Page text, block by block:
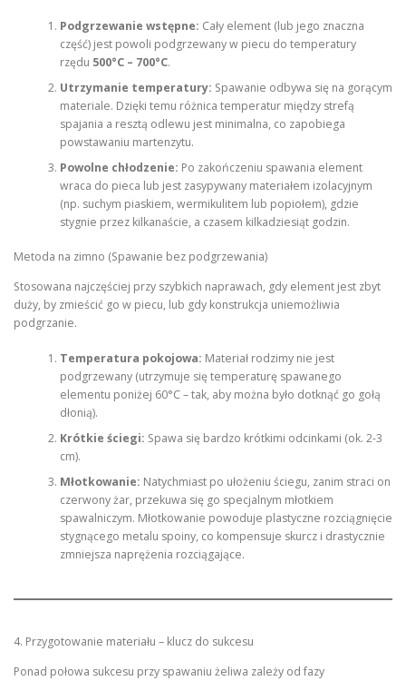
Podgrzewanie wstępne: Cały element (lub jego znaczna
część) jest powoli podgrzewany w piecu do temperatury
rzędu 500°C – 700°C.
Utrzymanie temperatury: Spawanie odbywa się na gorącym
materiale. Dzięki temu różnica temperatur między strefą
spajania a resztą odlewu jest minimalna, co zapobiega
powstawaniu martenzytu.
Powolne chłodzenie: Po zakończeniu spawania element
wraca do pieca lub jest zasypywany materiałem izolacyjnym
(np. suchym piaskiem, wermikulitem lub popiołem), gdzie
stygnie przez kilkanaście, a czasem kilkadziesiąt godzin.
Metoda na zimno (Spawanie bez podgrzewania)
Stosowana najczęściej przy szybkich naprawach, gdy element jest zbyt
duży, by zmieścić go w piecu, lub gdy konstrukcja uniemożliwia
podgrzanie.
Temperatura pokojowa: Materiał rodzimy nie jest
podgrzewany (utrzymuje się temperaturę spawanego
elementu poniżej 60°C – tak, aby można było dotknąć go gołą
dłonią).
Krótkie ściegi: Spawa się bardzo krótkimi odcinkami (ok. 2-3
cm).
Młotkowanie: Natychmiast po ułożeniu ściegu, zanim straci on
czerwony żar, przekuwa się go specjalnym młotkiem
spawalniczym. Młotkowanie powoduje plastyczne rozciągnięcie
stygnącego metalu spoiny, co kompensuje skurcz i drastycznie
zmniejsza naprężenia rozciągające.
4. Przygotowanie materiału – klucz do sukcesu
Ponad połowa sukcesu przy spawaniu żeliwa zależy od fazy